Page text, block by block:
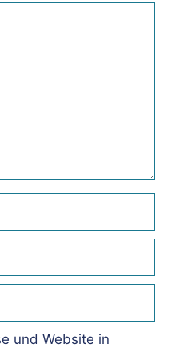
und Website in